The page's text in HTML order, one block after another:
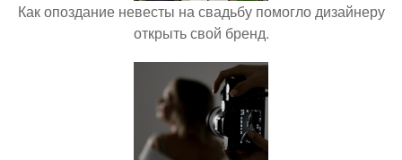
Как опоздание невесты на свадьбу помогло дизайнеру
открыть свой бренд.